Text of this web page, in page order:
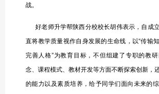
战。
好老师升学帮陕西分校校长胡伟表示，自成
直将教学质量视作自身发展的生命线，以“传输
完善人格”为教育目标，不但组建了专职的教
念、课程模式、教材开发等方面不断探索创新，
的能力以及素质培养，给予同学们面向未来的综